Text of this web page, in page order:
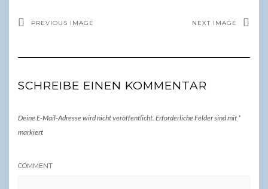
PREVIOUS IMAGE NEXT IMAGE
SCHREIBE EINEN KOMMENTAR
Deine E-Mail-Adresse wird nicht veröffentlicht. Erforderliche Felder sind mit *
markiert
COMMENT